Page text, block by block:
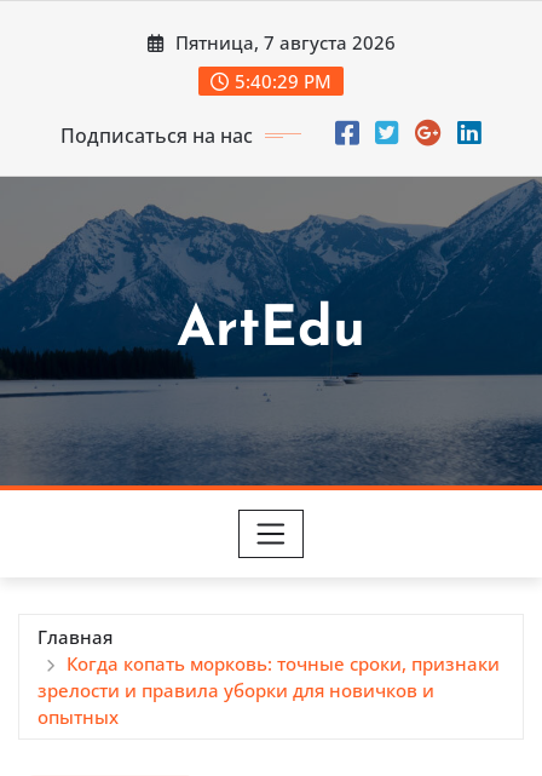
Пятница, 7 августа 2026
5:40:31 PM
Подписаться на нас
ArtEdu
Главная
Когда копать морковь: точные сроки, признаки
зрелости и правила уборки для новичков и
опытных